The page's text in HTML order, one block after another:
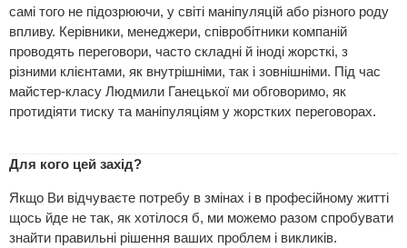
самі того не підозрюючи, у світі маніпуляцій або різного роду
впливу. Керівники, менеджери, співробітники компаній
проводять переговори, часто складні й іноді жорсткі, з
різними клієнтами, як внутрішніми, так і зовнішніми. Під час
майстер-класу Людмили Ганецької ми обговоримо, як
протидіяти тиску та маніпуляціям у жорстких переговорах.
Для кого цей захід?
Якщо Ви відчуваєте потребу в змінах і в професійному житті
щось йде не так, як хотілося б, ми можемо разом спробувати
знайти правильні рішення ваших проблем і викликів.